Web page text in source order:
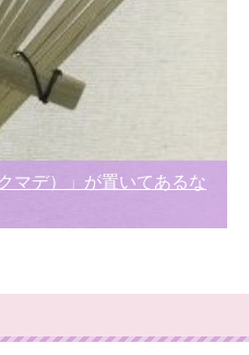
マデ）」が置いてあるな